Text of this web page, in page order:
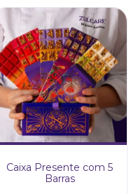
Caixa Presente com 5
Barras